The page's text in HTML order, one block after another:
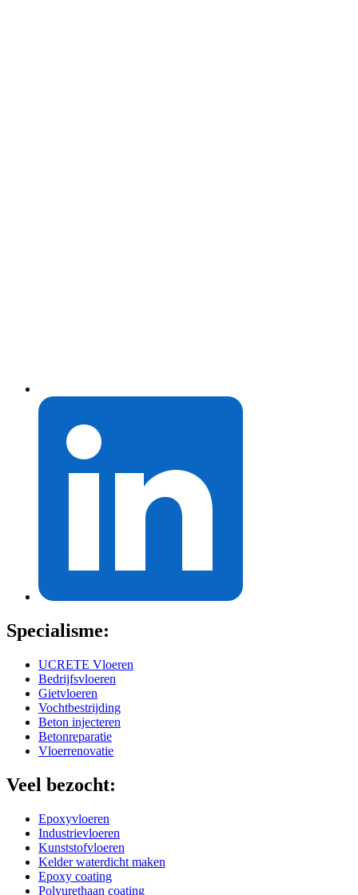
Specialisme:
UCRETE Vloeren
Bedrijfsvloeren
Gietvloeren
Vochtbestrijding
Beton injecteren
Betonreparatie
Vloerrenovatie
Veel bezocht:
Epoxyvloeren
Industrievloeren
Kunststofvloeren
Kelder waterdicht maken
Epoxy coating
Polyurethaan coating